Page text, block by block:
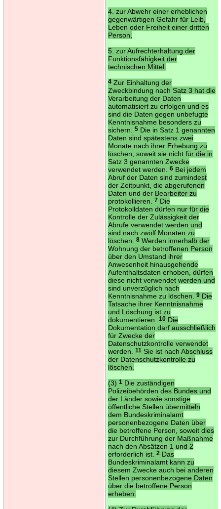
4. zur Abwehr einer erheblichen
gegenwärtigen Gefahr für Leib,
Leben oder Freiheit einer dritten
Person,
5. zur Aufrechterhaltung der
Funktionsfähigkeit der
technischen Mittel.
4Zur Einhaltung der
Zweckbindung nach Satz 3 hat die
Verarbeitung der Daten
automatisiert zu erfolgen und es
sind die Daten gegen unbefugte
Kenntnisnahme besonders zu
sichern.
5Die in Satz 1 genannten
Daten sind spätestens zwei
Monate nach ihrer Erhebung zu
löschen, soweit sie nicht für die in
Satz 3 genannten Zwecke
verwendet werden.
6Bei jedem
Abruf der Daten sind zumindest
der Zeitpunkt, die abgerufenen
Daten und der Bearbeiter zu
protokollieren.
7Die
Protokolldaten dürfen nur für die
Kontrolle der Zulässigkeit der
Abrufe verwendet werden und
sind nach zwölf Monaten zu
löschen.
8Werden innerhalb der
Wohnung der betroffenen Person
über den Umstand ihrer
Anwesenheit hinausgehende
Aufenthaltsdaten erhoben, dürfen
diese nicht verwendet werden und
sind unverzüglich nach
Kenntnisnahme zu löschen.
9Die
Tatsache ihrer Kenntnisnahme
und Löschung ist zu
dokumentieren.
10Die
Dokumentation darf ausschließlich
für Zwecke der
Datenschutzkontrolle verwendet
werden.
11Sie ist nach Abschluss
der Datenschutzkontrolle zu
löschen.
(3) 1Die zuständigen
Polizeibehörden des Bundes und
der Länder sowie sonstige
öffentliche Stellen übermitteln
dem Bundeskriminalamt
personenbezogene Daten über
die betroffene Person, soweit dies
zur Durchführung der Maßnahme
nach den Absätzen 1 und 2
erforderlich ist.
2Das
Bundeskriminalamt kann zu
diesem Zwecke auch bei anderen
Stellen personenbezogene Daten
über die betroffene Person
erheben.